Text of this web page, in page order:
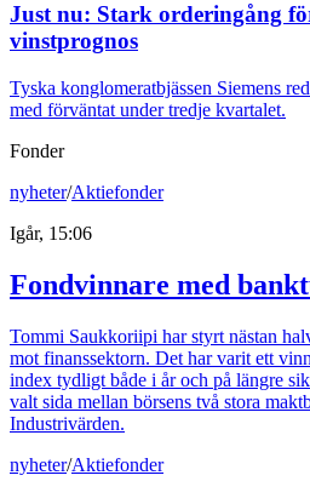
Just nu: Stark orderingång
vinstprognos
Tyska konglomeratbjässen Siemens
med förväntat under tredje kvartalet.
Fonder
nyheter/Aktiefonder
Igår, 15:06
Fondvinnare med
Tommi Saukkoriipi har styrt nästan
mot finanssektorn. Det har varit ett
index tydligt både i år och på längre
valt sida mellan börsens två stora
Industrivärden.
nyheter/Aktiefonder